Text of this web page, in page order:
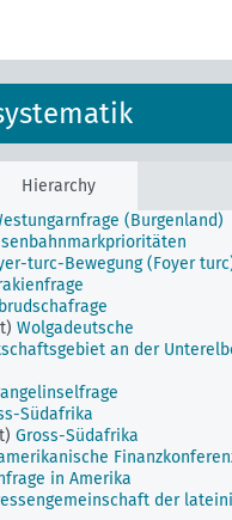
Hierarchy
Donauföderation
und
Kanaldamm
(Burgenland)
turc-Bewegung (Foyer
Wolgadeutsche
an der
Südafrika
Gross-Südafrika
in Amerika
der